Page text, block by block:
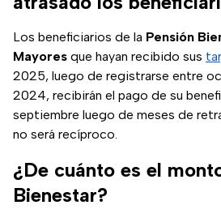
Los beneficiarios de la Pensión
Mayores que hayan recibido sus
2025, luego de registrarse entre
2024, recibirán el pago de su
septiembre luego de meses de
no será recíproco.
¿De cuánto es el
Bienestar?